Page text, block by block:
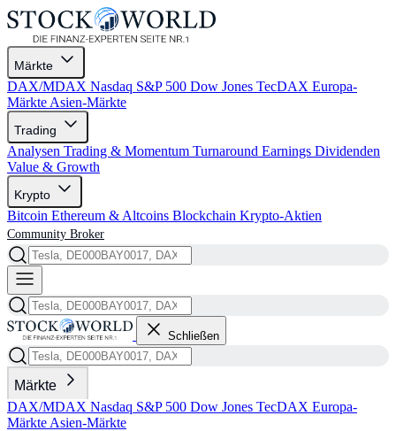
Märkte
DAX/MDAX Nasdaq S&P 500 Dow Jones TecDAX Europa-
Märkte Asien-Märkte
Trading
Analysen Trading & Momentum Turnaround Earnings Dividenden
Value & Growth
Krypto
Bitcoin Ethereum & Altcoins Blockchain Krypto-Aktien
Community Broker
Schließen
Märkte
DAX/MDAX Nasdaq S&P 500 Dow Jones TecDAX Europa-
Märkte Asien-Märkte